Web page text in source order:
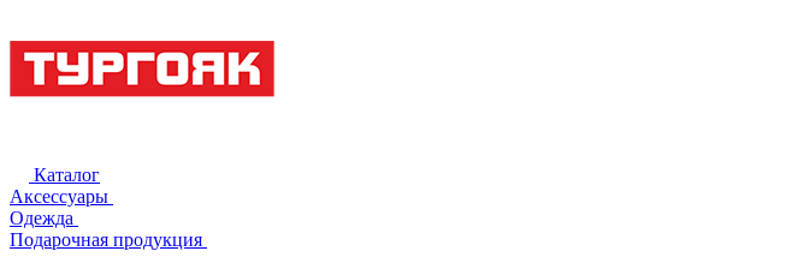
Каталог
Аксессуары
Одежда
Подарочная продукция